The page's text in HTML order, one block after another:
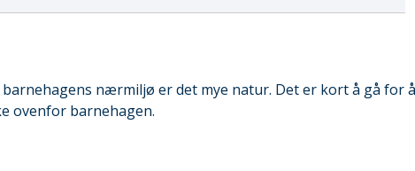
nærmiljø er det mye natur. Det er kort å gå for å
ovenfor barnehagen.